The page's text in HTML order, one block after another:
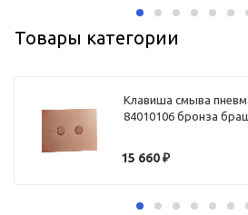
Товары категории
Клавиша смыва
84010106 бронза
15 660₽